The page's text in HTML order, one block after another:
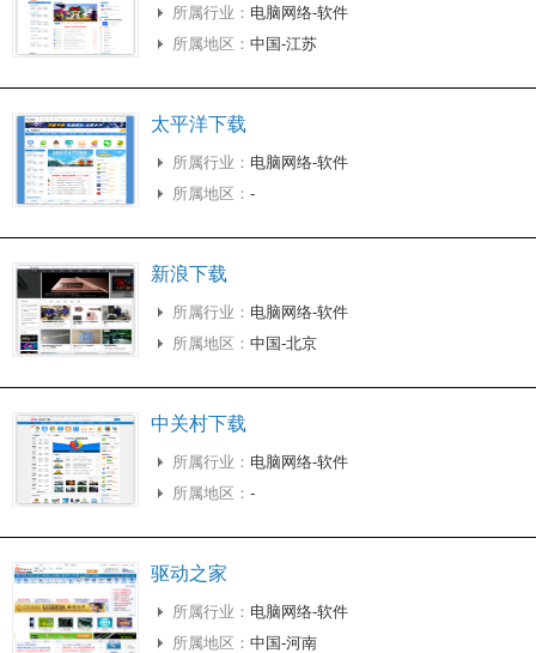
所属行业： 电脑网络-软件
所属地区： 中国-江苏
太平洋下载
所属行业： 电脑网络-软件
所属地区： -
新浪下载
所属行业： 电脑网络-软件
所属地区： 中国-北京
中关村下载
所属行业： 电脑网络-软件
所属地区： -
驱动之家
所属行业： 电脑网络-软件
所属地区： 中国-河南